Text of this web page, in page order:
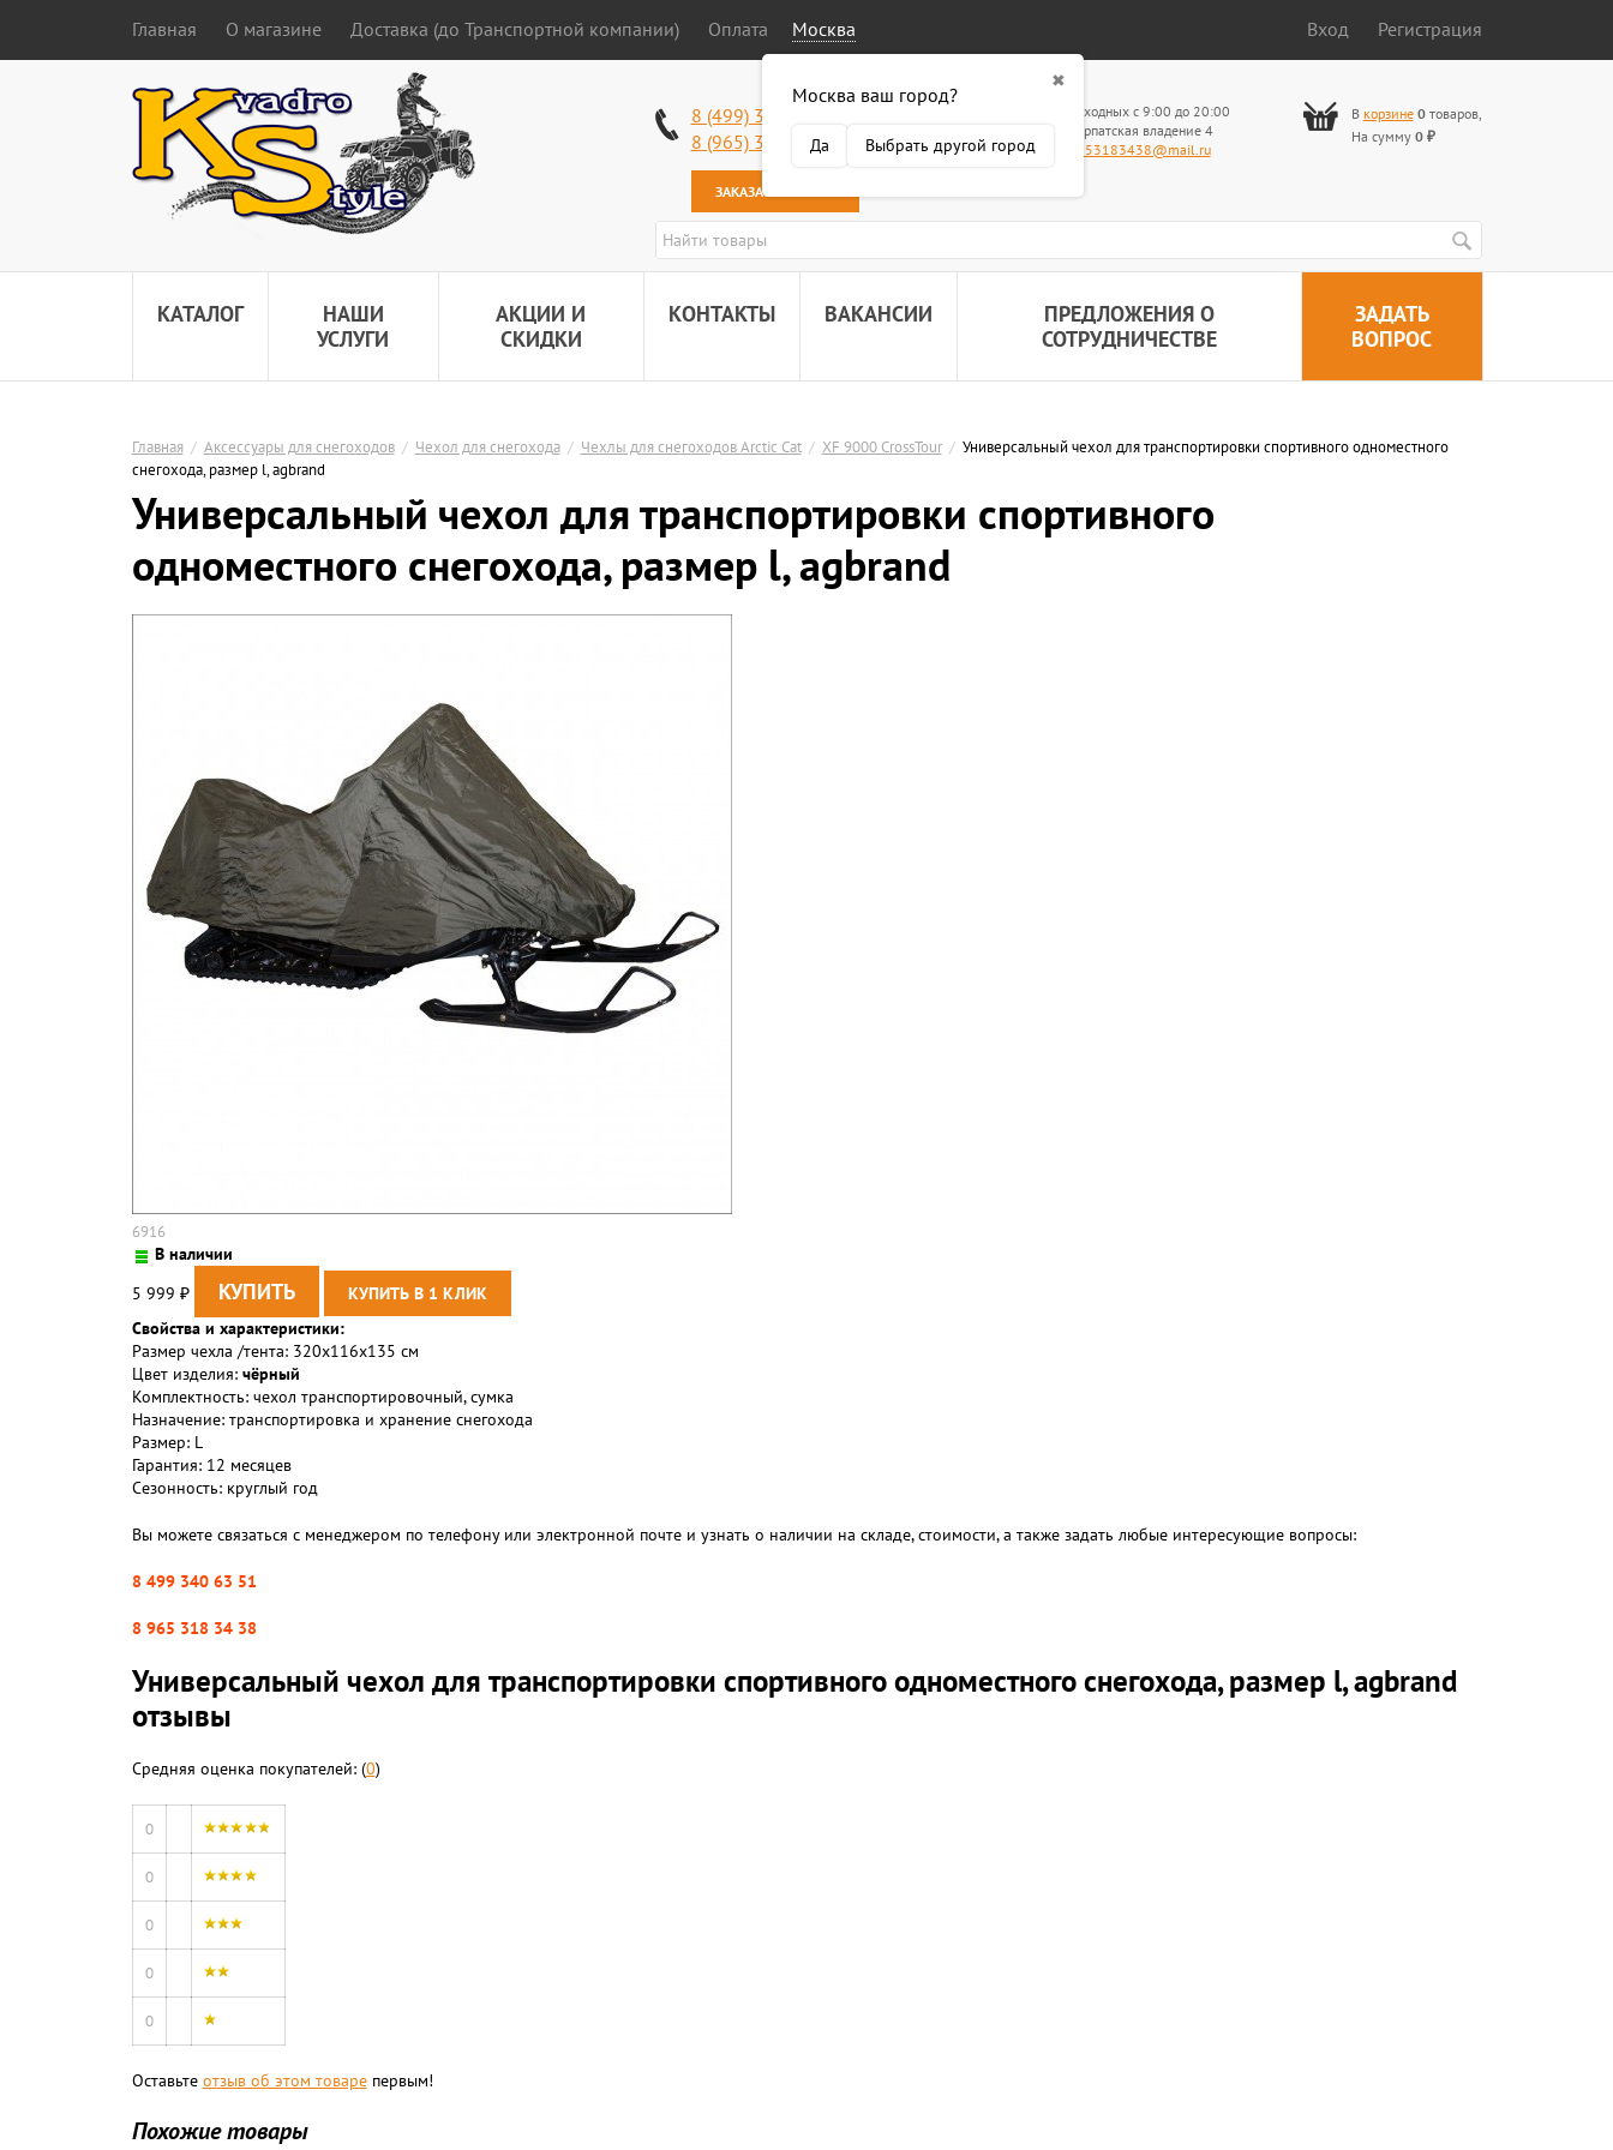
Главная О магазине Доставка (до Транспортной компании) Оплата Москва
✖
Москва ваш город?
Да Выбрать другой город
Вход Регистрация
8 (499) 340-63-51
8 (965) 318-34-38
ЗАКАЗАТЬ ЗВОНОК
Работаем без выходных с 9:00 до 20:00
Самовывоз: 2 Карпатская владение 4
Наша почта:
89653183438@mail.ru
В корзине 0товаров,
На сумму 0 ₽
КАТАЛОГ
НАШИ
УСЛУГИ
АКЦИИ И
СКИДКИ
КОНТАКТЫ ВАКАНСИИ
ПРЕДЛОЖЕНИЯ О
СОТРУДНИЧЕСТВЕ
ЗАДАТЬ
ВОПРОС
Главная / Аксессуары для снегоходов / Чехол для снегохода / Чехлы для снегоходов Arctic Cat / XF 9000 CrossTour / Универсальный чехол для транспортировки спортивного одноместного
снегохода, размер l, agbrand
Универсальный чехол для транспортировки спортивного
одноместного снегохода, размер l, agbrand
6916
В наличии
5 999 ₽
Свойства и характеристики:
Размер чехла /тента: 320x116x135 см
Цвет изделия: чёрный
Комплектность: чехол транспортировочный, сумка
Назначение: транспортировка и хранение снегохода
Размер: L
Гарантия: 12 месяцев
Сезонность: круглый год
Вы можете связаться с менеджером по телефону или электронной почте и узнать о наличии на складе, стоимости, а также задать любые интересующие вопросы:
8 499 340 63 51
8 965 318 34 38
Универсальный чехол для транспортировки спортивного одноместного снегохода, размер l, agbrand
отзывы
Средняя оценка покупателей: (0)
0
0
0
0
0
Оставьте отзыв об этом товарепервым!
Похожие товары